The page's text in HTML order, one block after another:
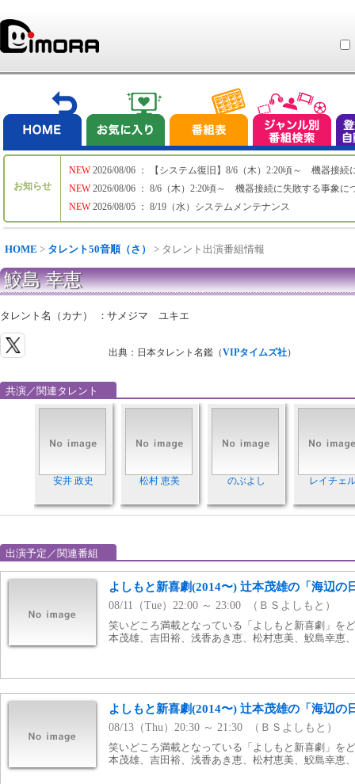
お知らせ
NEW
NEW
NEW
2026/08/06 ： 【システム復旧】8/6（木）2:20頃～ 機器接続
2026/08/06 ： 8/6（木）2:20頃～ 機器接続に失敗する事象に
2026/08/05 ： 8/19（水）システムメンテナンス
HOME > タレント50音順（さ） > タレント出演番組情報
鮫島 幸恵
タレント名（カナ） ：サメジマ ユキエ
出典：日本タレント名鑑（VIPタイムズ社）
共演／関連タレント
安井 政史 松村 恵美 のぶよし レイチェ
出演予定／関連番組
よしもと新喜劇(2014〜) 辻本茂雄の「海辺の
08/11（Tue）22:00 ～ 23:00 （ＢＳよしもと）
笑いどころ満載となっている「よしもと新喜劇」を
本茂雄、吉田裕、浅香あき恵、松村恵美、鮫島幸恵
よしもと新喜劇(2014〜) 辻本茂雄の「海辺の
08/13（Thu）20:30 ～ 21:30 （ＢＳよしもと）
笑いどころ満載となっている「よしもと新喜劇」を
本茂雄、吉田裕、浅香あき恵、松村恵美、鮫島幸恵